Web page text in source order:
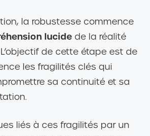
la robustesse commence
lucide de la réalité
L’objectif de cette étape est de
les fragilités clés qui
sa continuité et sa
liés à ces fragilités par un